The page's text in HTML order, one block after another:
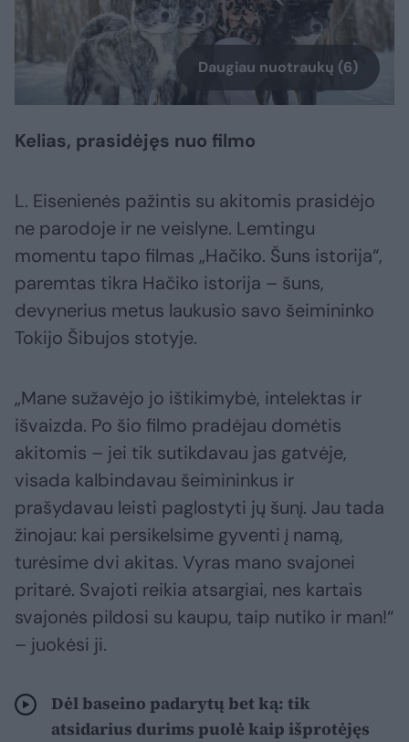
Daugiau nuotraukų (6)
Kelias, prasidėjęs nuo filmo
L. Eisenienės pažintis su akitomis prasidėjo
ne parodoje ir ne veislyne. Lemtingu
momentu tapo filmas „Hačiko. Šuns istorija“,
paremtas tikra Hačiko istorija – šuns,
devynerius metus laukusio savo šeimininko
Tokijo Šibujos stotyje.
„Mane sužavėjo jo ištikimybė, intelektas ir
išvaizda. Po šio filmo pradėjau domėtis
akitomis – jei tik sutikdavau jas gatvėje,
visada kalbindavau šeimininkus ir
prašydavau leisti paglostyti jų šunį. Jau tada
žinojau: kai persikelsime gyventi į namą,
turėsime dvi akitas. Vyras mano svajonei
pritarė. Svajoti reikia atsargiai, nes kartais
svajonės pildosi su kaupu, taip nutiko ir man!“
– juokėsi ji.
Dėl baseino padarytų bet ką: tik
atsidarius durims puolė kaip išprotėjęs